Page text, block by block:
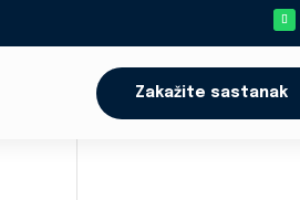
Zakažite sastanak